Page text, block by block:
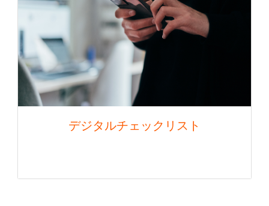
デジタルチェックリスト